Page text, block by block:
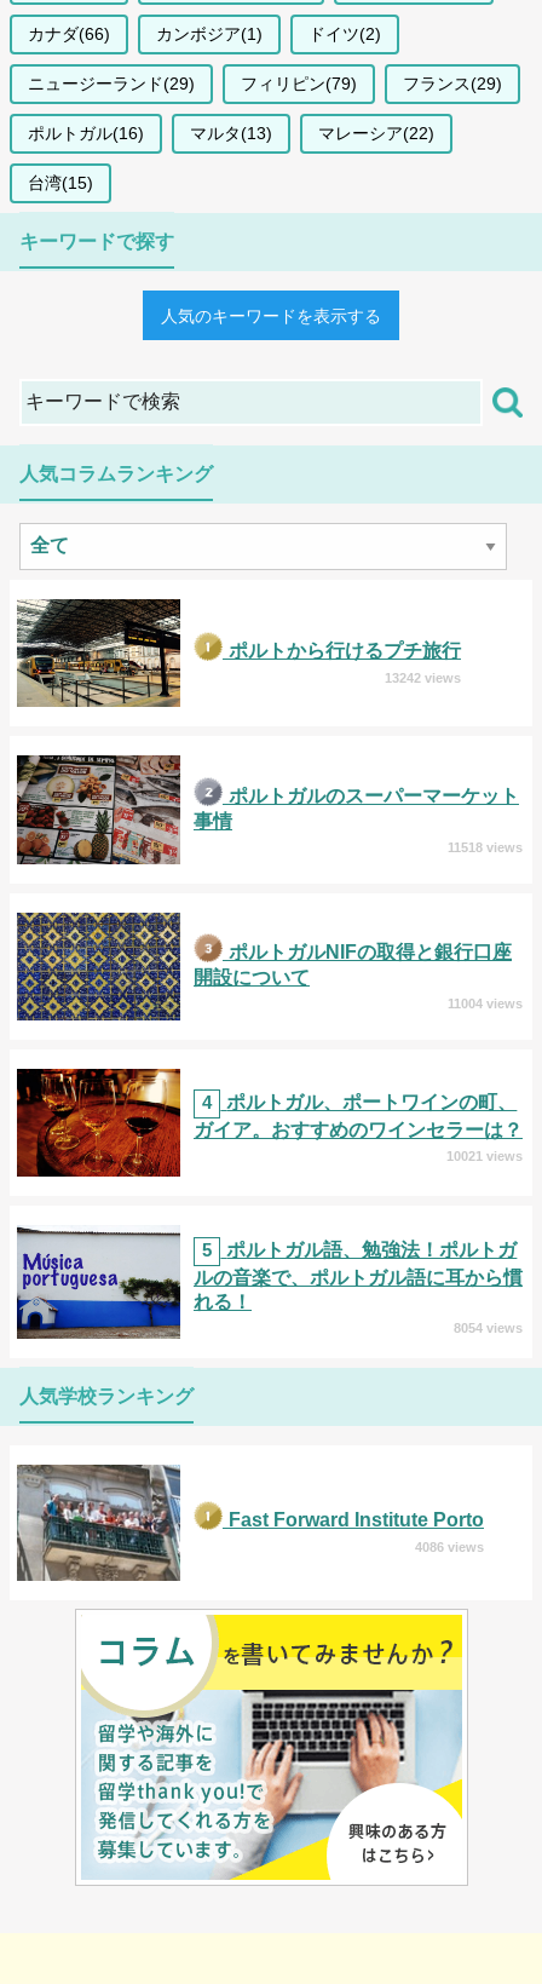
カナダ(66) カンボジア(1) ドイツ(2)
ニュージーランド(29) フィリピン(79) フランス(29)
ポルトガル(16) マルタ(13) マレーシア(22)
台湾(15)
キーワードで探す
人気のキーワードを表示する
人気コラムランキング
ポルトから行けるプチ旅行
13242 views
ポルトガルのスーパーマーケット
事情
11518 views
ポルトガルNIFの取得と銀行口座
開設について
11004 views
4
ポルトガル、ポートワインの町、
ガイア。おすすめのワインセラーは？
10021 views
5
ポルトガル語、勉強法！ポルトガ
ルの音楽で、ポルトガル語に耳から慣
れる！
8054 views
人気学校ランキング
Fast Forward Institute Porto
4086 views